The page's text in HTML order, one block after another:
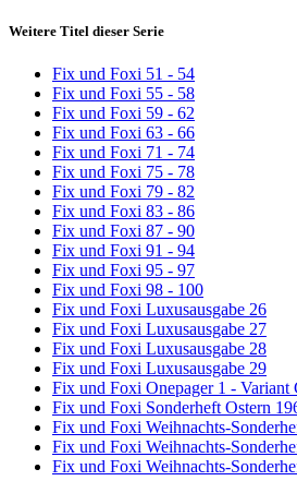
Weitere Titel dieser Serie
Fix und Foxi 51 - 54
Fix und Foxi 55 - 58
Fix und Foxi 59 - 62
Fix und Foxi 63 - 66
Fix und Foxi 71 - 74
Fix und Foxi 75 - 78
Fix und Foxi 79 - 82
Fix und Foxi 83 - 86
Fix und Foxi 87 - 90
Fix und Foxi 91 - 94
Fix und Foxi 95 - 97
Fix und Foxi 98 - 100
Fix und Foxi Luxusausgabe 26
Fix und Foxi Luxusausgabe 27
Fix und Foxi Luxusausgabe 28
Fix und Foxi Luxusausgabe 29
Fix und Foxi Onepager 1 - Variant
Fix und Foxi Sonderheft Ostern
Fix und Foxi Weihnachts-
Fix und Foxi Weihnachts-
Fix und Foxi Weihnachts-